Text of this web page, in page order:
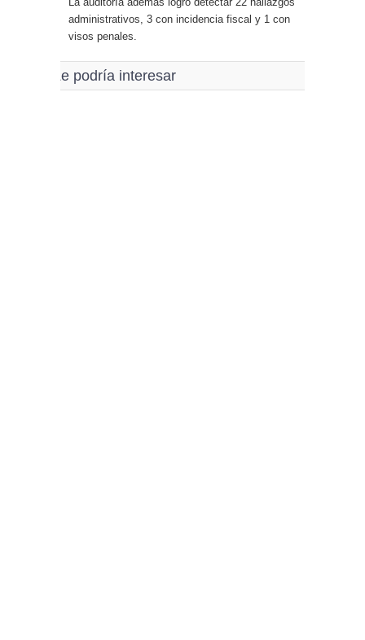
administrativos, 3 con incidencia fiscal y 1 con
visos penales.
Le podría interesar